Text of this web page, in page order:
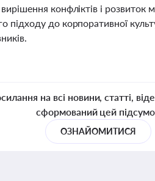
конфліктів і розвиток
підходу до корпоративної
на всі новини, статті,
сформований цей
ОЗНАЙОМИТИСЯ